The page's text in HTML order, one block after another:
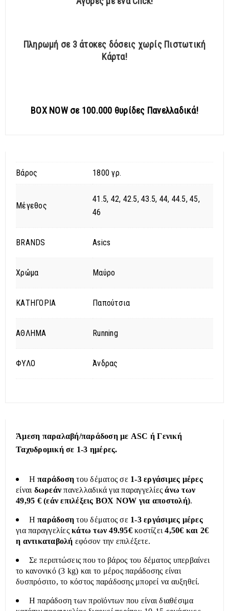
Πληρωμή σε 3 άτοκες δόσεις χωρίς Πιστωτική
Κάρτα!
BOX NOW σε 100.000 θυρίδες Πανελλαδικά!
Βάρος 1800 γρ.
Μέγεθος
41.5, 42, 42.5, 43.5, 44, 44.5, 45,
46
BRANDS Asics
Χρώμα Μαύρο
ΚΑΤΗΓΟΡΙΑ Παπούτσια
ΑΘΛΗΜΑ Running
ΦΥΛΟ Άνδρας
Άμεση παραλαβή/παράδοση με ASC ή Γενική
Ταχυδρομική σε 1-3 ημέρες.
Ηπαράδοση του δέματος σε 1-3 εργάσιμες μέρες
είναι δωρεάν πανελλαδικά για παραγγελίεςάνω των
49,95 € (εάν επιλέξεις BOX NOW για αποστολή).
Ηπαράδοση του δέματος σε 1-3 εργάσιμες μέρες
για παραγγελίες κάτω των 49.95€κοστίζει4,50€ και 2€
η αντικαταβολή εφόσον την επιλέξετε.
Σε περιπτώσεις που το βάρος του δέματος υπερβαίνει
το κανονικό (3 kg) και το μέρος παράδοσης είναι
δυσπρόσιτο, το κόστος παράδοσης μπορεί να αυξηθεί.
Η παράδοση των προϊόντων που είναι διαθέσιμα